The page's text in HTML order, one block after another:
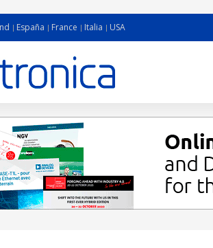
España France Italia USA